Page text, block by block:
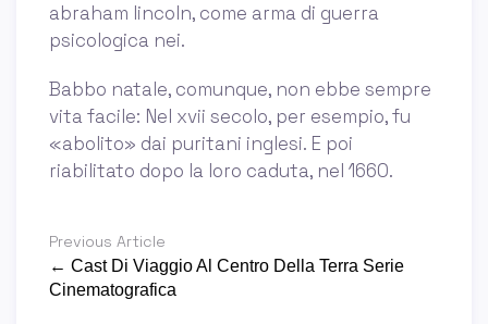
abraham lincoln, come arma di guerra
psicologica nei.
Babbo natale, comunque, non ebbe sempre
vita facile: Nel xvii secolo, per esempio, fu
«abolito» dai puritani inglesi. E poi
riabilitato dopo la loro caduta, nel 1660.
Previous Article
← Cast Di Viaggio Al Centro Della Terra Serie
Cinematografica